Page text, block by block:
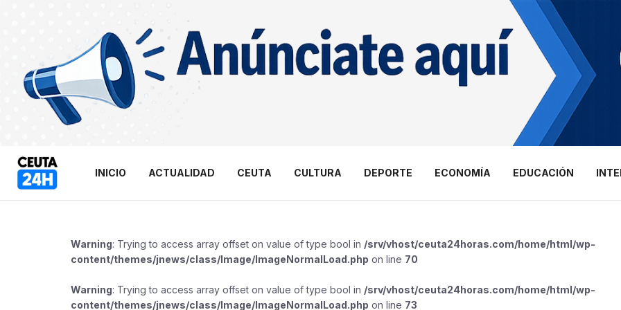
INICIO ACTUALIDAD CEUTA CULTURA DEPORTE ECONOMÍA EDUCACIÓN
Warning: Trying to access array offset on value of type bool in /srv/vhost/ceuta24horas.com/home/html/wp-
content/themes/jnews/class/Image/ImageNormalLoad.php on line 70
Warning: Trying to access array offset on value of type bool in /srv/vhost/ceuta24horas.com/home/html/wp-
content/themes/jnews/class/Image/ImageNormalLoad.php on line 73